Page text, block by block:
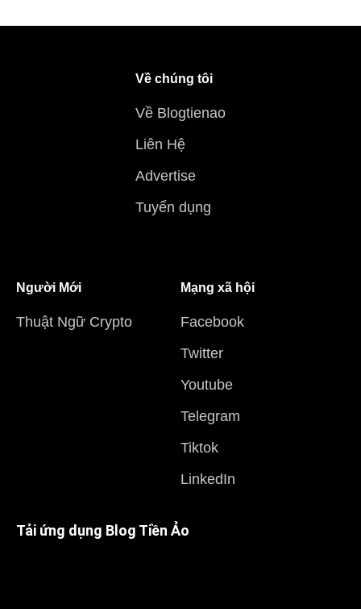
Về chúng tôi
Về Blogtienao
Liên Hệ
Advertise
Tuyển dụng
Người Mới
Thuật Ngữ Crypto
Mạng xã hội
Facebook
Twitter
Youtube
Telegram
Tiktok
LinkedIn
Tải ứng dụng Blog Tiền Ảo